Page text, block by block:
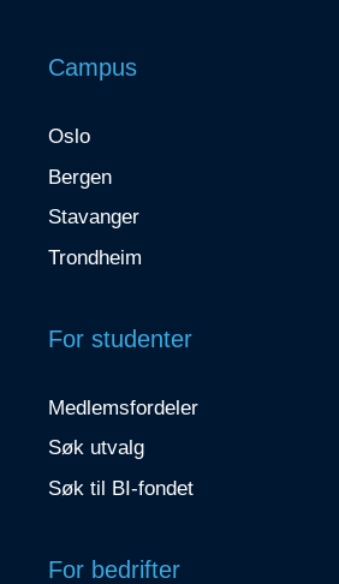
Campus
Oslo
Bergen
Stavanger
Trondheim
For studenter
Medlemsfordeler
Søk utvalg
Søk til BI-fondet
For bedrifter